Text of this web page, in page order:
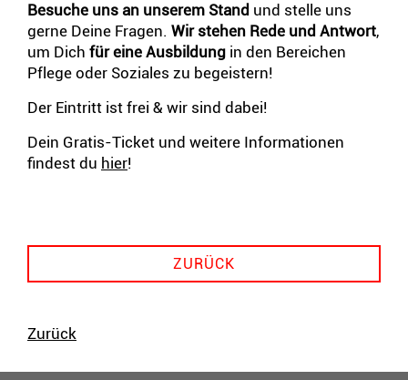
Besuche uns an unserem Stand und stelle uns
gerne Deine Fragen. Wir stehen Rede und Antwort,
um Dich für eine Ausbildung in den Bereichen
Pflege oder Soziales zu begeistern!
Der Eintritt ist frei & wir sind dabei!
Dein Gratis-Ticket und weitere Informationen
findest du hier!
ZURÜCK
Zurück